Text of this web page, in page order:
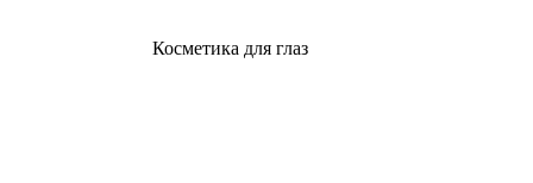
Косметика для глаз